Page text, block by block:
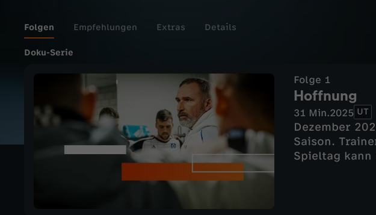
Folgen Empfehlungen Extras Details
Doku-Serie
Folge 1
Hoffnung
31 Min.2025 UT
Dezember
Saison.
Spieltag kann